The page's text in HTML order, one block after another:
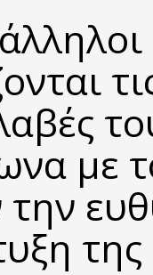
με
την